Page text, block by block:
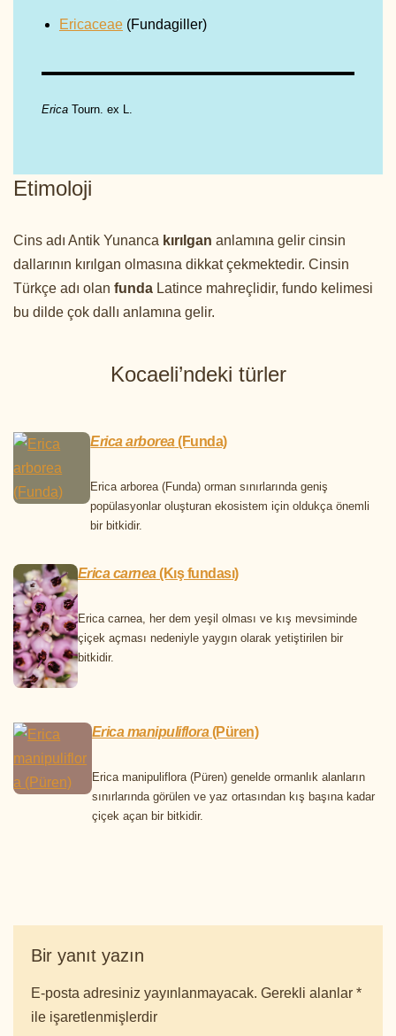
Ericaceae (Fundagiller)
Erica Tourn. ex L.
Etimoloji
Cins adı Antik Yunanca kırılgan anlamına gelir cinsin
dallarının kırılgan olmasına dikkat çekmektedir. Cinsin
Türkçe adı olan funda Latince mahreçlidir, fundo kelimesi
bu dilde çok dallı anlamına gelir.
Kocaeli’ndeki türler
Erica arborea(Funda)
Erica arborea (Funda) orman sınırlarında geniş
popülasyonlar oluşturan ekosistem için oldukça önemli
bir bitkidir.
Erica carnea(Kış fundası)
Erica carnea, her dem yeşil olması ve kış mevsiminde
çiçek açması nedeniyle yaygın olarak yetiştirilen bir
bitkidir.
Erica manipuliflora(Püren)
Erica manipuliflora (Püren) genelde ormanlık alanların
sınırlarında görülen ve yaz ortasından kış başına kadar
çiçek açan bir bitkidir.
Bir yanıt yazın
E-posta adresiniz yayınlanmayacak. Gerekli alanlar *
ile işaretlenmişlerdir